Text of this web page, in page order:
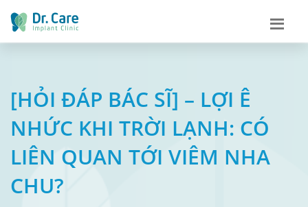
[HỎI ĐÁP BÁC SĨ] – LỢI Ê
NHỨC KHI TRỜI LẠNH: CÓ
LIÊN QUAN TỚI VIÊM NHA
CHU?